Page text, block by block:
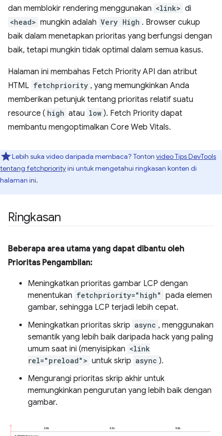
dan memblokir rendering menggunakan <link> di
<head> mungkin adalah Very High . Browser cukup
baik dalam menetapkan prioritas yang berfungsi dengan
baik, tetapi mungkin tidak optimal dalam semua kasus.
Halaman ini membahas Fetch Priority API dan atribut
HTML fetchpriority , yang memungkinkan Anda
memberikan petunjuk tentang prioritas relatif suatu
resource ( high atau low ). Fetch Priority dapat
membantu mengoptimalkan Core Web Vitals.
Lebih suka video daripada membaca? Tonton video Tips DevTools
tentang fetchpriorityini untuk mengetahui ringkasan konten di
halaman ini.
Ringkasan
Beberapa area utama yang dapat dibantu oleh
Prioritas Pengambilan:
Meningkatkan prioritas gambar LCP dengan
menentukan fetchpriority="high" pada elemen
gambar, sehingga LCP terjadi lebih cepat.
Meningkatkan prioritas skrip async , menggunakan
semantik yang lebih baik daripada hack yang paling
umum saat ini (menyisipkan <link
rel="preload"> untuk skrip async ).
Mengurangi prioritas skrip akhir untuk
memungkinkan pengurutan yang lebih baik dengan
gambar.